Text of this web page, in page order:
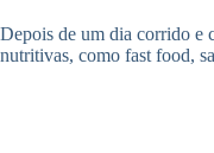
Depois de um dia corrido e
nutritivas, como fast food,